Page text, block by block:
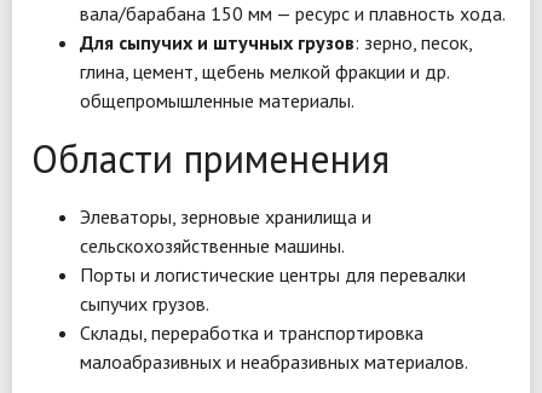
вала/барабана 150 мм — ресурс и плавность хода.
Для сыпучих и штучных грузов: зерно, песок,
глина, цемент, щебень мелкой фракции и др.
общепромышленные материалы.
Области применения
Элеваторы, зерновые хранилища и
сельскохозяйственные машины.
Порты и логистические центры для перевалки
сыпучих грузов.
Склады, переработка и транспортировка
малоабразивных и неабразивных материалов.